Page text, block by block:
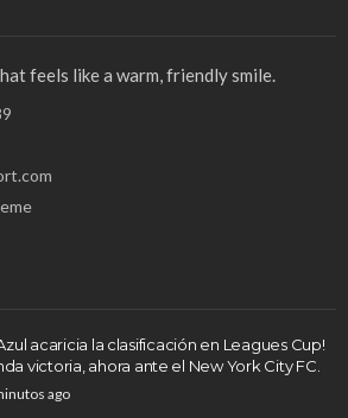
feels like a warm, friendly smile.
acaricia la clasificación en Leagues Cup!
victoria, ahora ante el New York City FC.
ago